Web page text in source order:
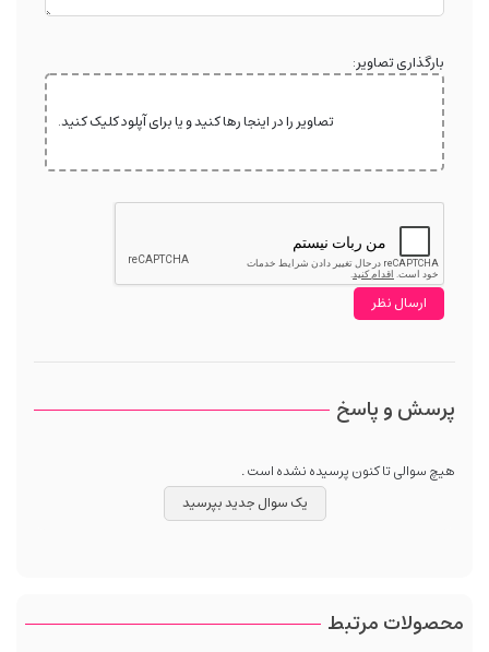
بارگذاری تصاویر:
تصاویر را در اینجا رها کنید و یا برای آپلود کلیک کنید.
پرسش و پاسخ
هیچ سوالی تا کنون پرسیده نشده است .
یک سوال جدید بپرسید
محصولات مرتبط